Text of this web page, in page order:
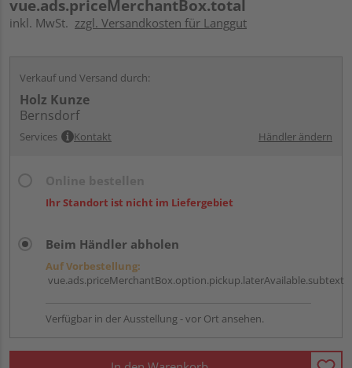
vue.ads.priceMerchantBox.total
inkl. MwSt. zzgl. Versandkosten für Langgut
Verkauf und Versand durch:
Holz Kunze
Bernsdorf
Services Kontakt Händler ändern
Ihr Standort ist nicht im Liefergebiet
Beim Händler abholen
Auf Vorbestellung:
vue.ads.priceMerchantBox.option.pickup.laterAvailable.subtext
Verfügbar in der Ausstellung - vor Ort ansehen.